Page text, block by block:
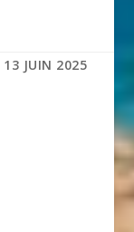
13 JUIN 2025